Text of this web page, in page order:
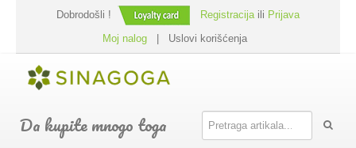
Dobrodošli ! Registracijaili Prijava
Moj nalog
Uslovi korišćenja
Da kupite mnogo toga